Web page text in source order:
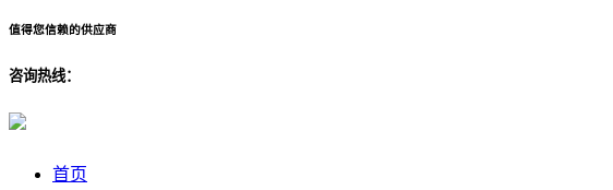
值得您信赖的供应商
咨询热线：
首页